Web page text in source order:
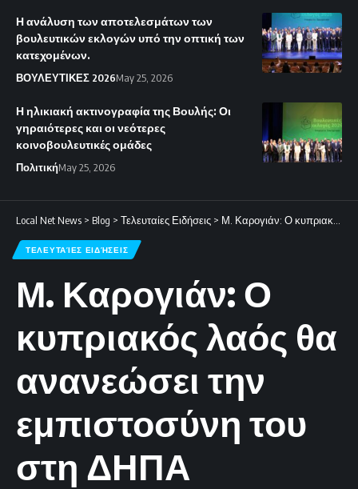
Η ανάλυση των αποτελεσμάτων των
βουλευτικών εκλογών υπό την οπτική των
κατεχομένων.
ΒΟΥΛΕΥΤΙΚΕΣ 2026May 25, 2026
Η ηλικιακή ακτινογραφία της Βουλής: Οι
γηραιότερες και οι νεότερες
κοινοβουλευτικές ομάδες
ΠολιτικήMay 25, 2026
Local Net News > Blog > Τελευταίες Ειδήσεις > Μ. Καρογιάν: Ο κυπριακός λαός θα ανανεώσει την εμπιστοσύνη του στη ΔΗΠΑ
ΤΕΛΕΥΤΑΊΕΣ ΕΙΔΉΣΕΙΣ
Μ. Καρογιάν: Ο
κυπριακός λαός θα
ανανεώσει την
εμπιστοσύνη του
στη ΔΗΠΑ